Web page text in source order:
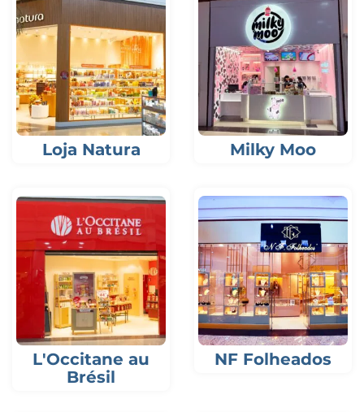
Loja Natura Milky Moo
L'Occitane au
Brésil
NF Folheados